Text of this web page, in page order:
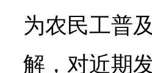
为农民工普
解，对近期